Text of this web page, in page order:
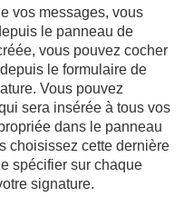
vos messages, vous
le panneau de
vous pouvez cocher
le formulaire de
Vous pouvez
sera insérée à tous vos
dans le panneau
choisissez cette dernière
spécifier sur chaque
signature.